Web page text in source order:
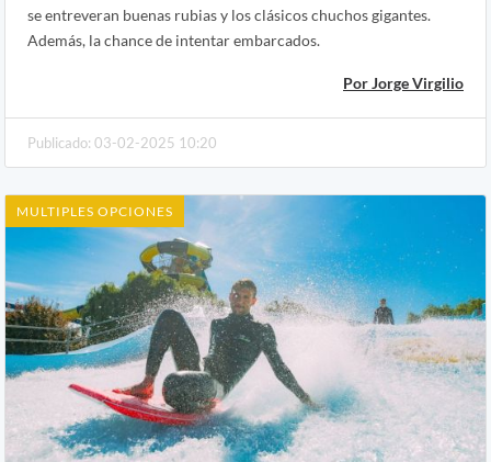
se entreveran buenas rubias y los clásicos chuchos gigantes.
Además, la chance de intentar embarcados.
Por Jorge Virgilio
Publicado: 03-02-2025 10:20
MULTIPLES OPCIONES